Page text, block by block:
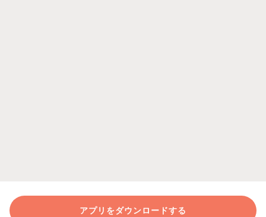
アプリをダウンロードする